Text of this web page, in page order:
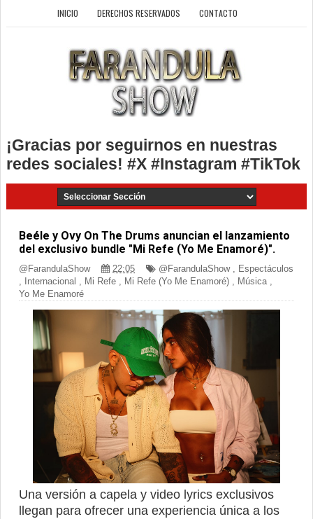
INICIO DERECHOS RESERVADOS CONTACTO
¡Gracias por seguirnos en nuestras
redes sociales! #X #Instagram #TikTok
Beéle y Ovy On The Drums anuncian el lanzamiento
del exclusivo bundle "Mi Refe (Yo Me Enamoré)".
@FarandulaShow 22:05 @FarandulaShow, Espectáculos
Internacional Mi Refe Mi Refe (Yo Me Enamoré) Música
Yo Me Enamoré
Una versión a capela y video lyrics exclusivos
llegan para ofrecer una experiencia única a los